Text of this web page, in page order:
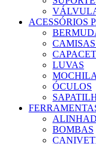
ACESSÓRIOS
LUVAS
ÓCULOS
BOMBAS